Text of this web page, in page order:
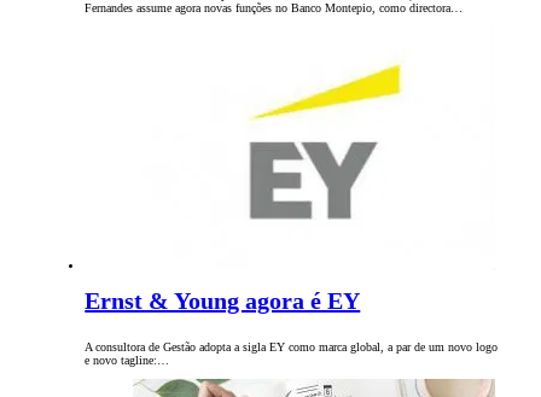
Fernandes assume agora novas funções no Banco Montepio, como directora…
Ernst & Young agora é EY
A consultora de Gestão adopta a sigla EY como marca global, a par de um novo logo
e novo tagline:…